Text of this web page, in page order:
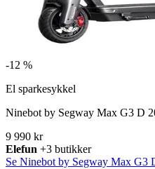
-12 %
El sparkesykkel
Ninebot by Segway Max G3 D
9 990 kr
Elefun +3 butikker
Se Ninebot by Segway Max G3